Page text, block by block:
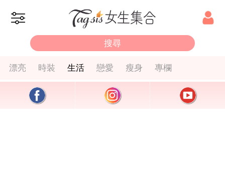
漂亮 時裝 生活 戀愛 瘦身 專欄